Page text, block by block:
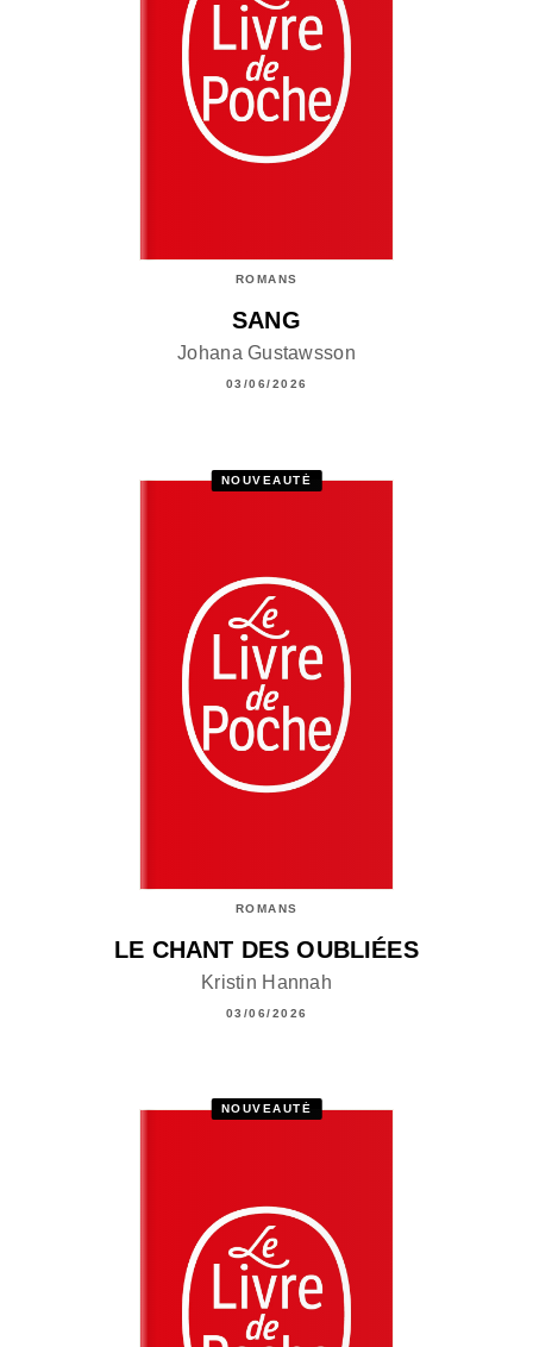
ROMANS
SANG
Johana Gustawsson
03/06/2026
NOUVEAUTÉ
ROMANS
LE CHANT DES OUBLIÉES
Kristin Hannah
03/06/2026
NOUVEAUTÉ